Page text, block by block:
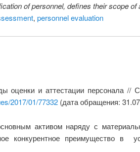
of personnel, defines their scope
, personnel evaluation
и аттестации персонала //
2017/01/77332(дата обращения:
активом наряду с
конкурентное преимущество в